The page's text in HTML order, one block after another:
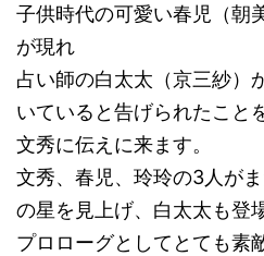
子供時代の可愛い春児（朝
が現れ
占い師の白太太（京三紗）
いていると告げられたこと
文秀に伝えに来ます。
文秀、春児、玲玲の3人が
の星を見上げ、白太太も登
プロローグとしてとても素